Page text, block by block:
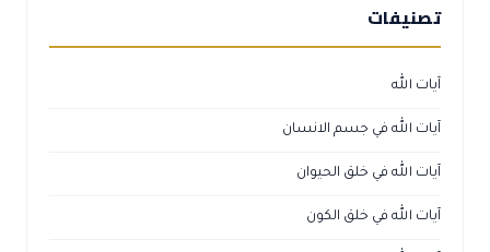
تصنيفات
آيات الله
آيات الله في جسم الانسان
آيات الله في خلق الحيوان
آيات الله في خلق الكون